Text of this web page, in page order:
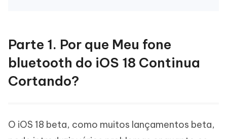
Parte 1. Por que Meu fone
bluetooth do iOS 18 Continua
Cortando?
O iOS 18 beta, como muitos lançamentos beta,